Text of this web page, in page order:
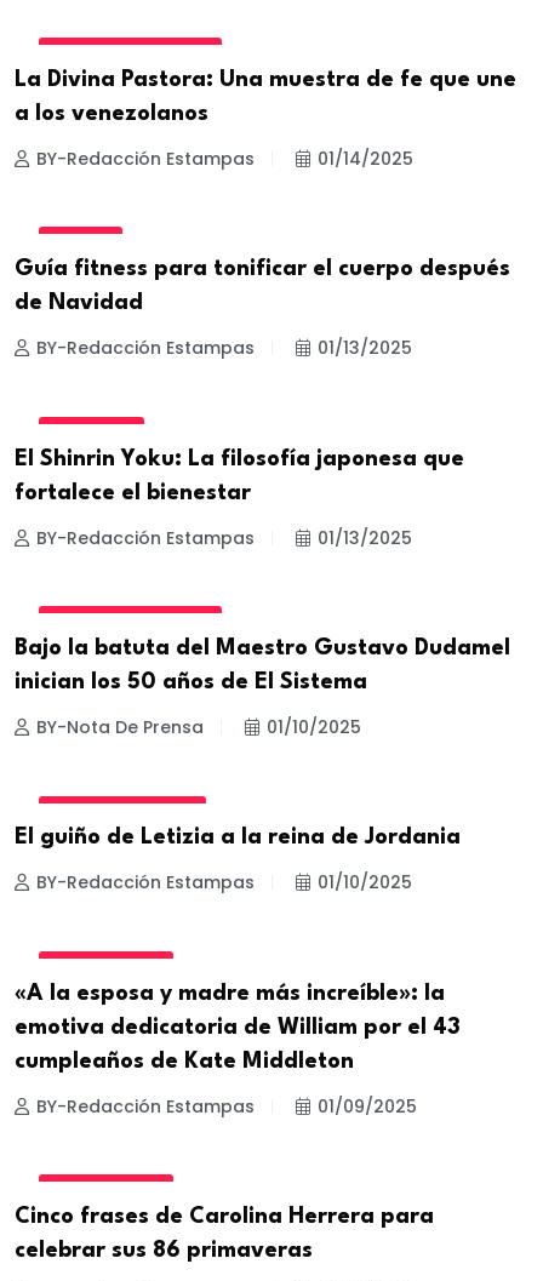
La Divina Pastora: Una muestra de fe que une
a los venezolanos
BY-Redacción Estampas 01/14/2025
Guía fitness para tonificar el cuerpo después
de Navidad
BY-Redacción Estampas 01/13/2025
El Shinrin Yoku: La filosofía japonesa que
fortalece el bienestar
BY-Redacción Estampas 01/13/2025
Bajo la batuta del Maestro Gustavo Dudamel
inician los 50 años de El Sistema
BY-Nota De Prensa 01/10/2025
El guiño de Letizia a la reina de Jordania
BY-Redacción Estampas 01/10/2025
«A la esposa y madre más increíble»: la
emotiva dedicatoria de William por el 43
cumpleaños de Kate Middleton
BY-Redacción Estampas 01/09/2025
Cinco frases de Carolina Herrera para
celebrar sus 86 primaveras